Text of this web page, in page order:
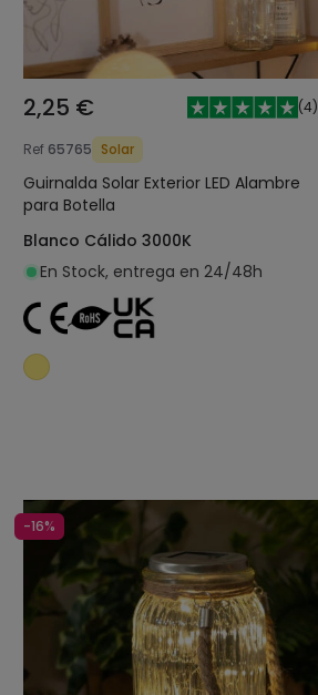
2,25 € (4)
Ref 65765 Solar
Guirnalda Solar Exterior LED Alambre
para Botella
Blanco Cálido 3000K
En Stock, entrega en 24/48h
-16%